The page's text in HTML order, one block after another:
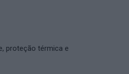
proteção térmica e